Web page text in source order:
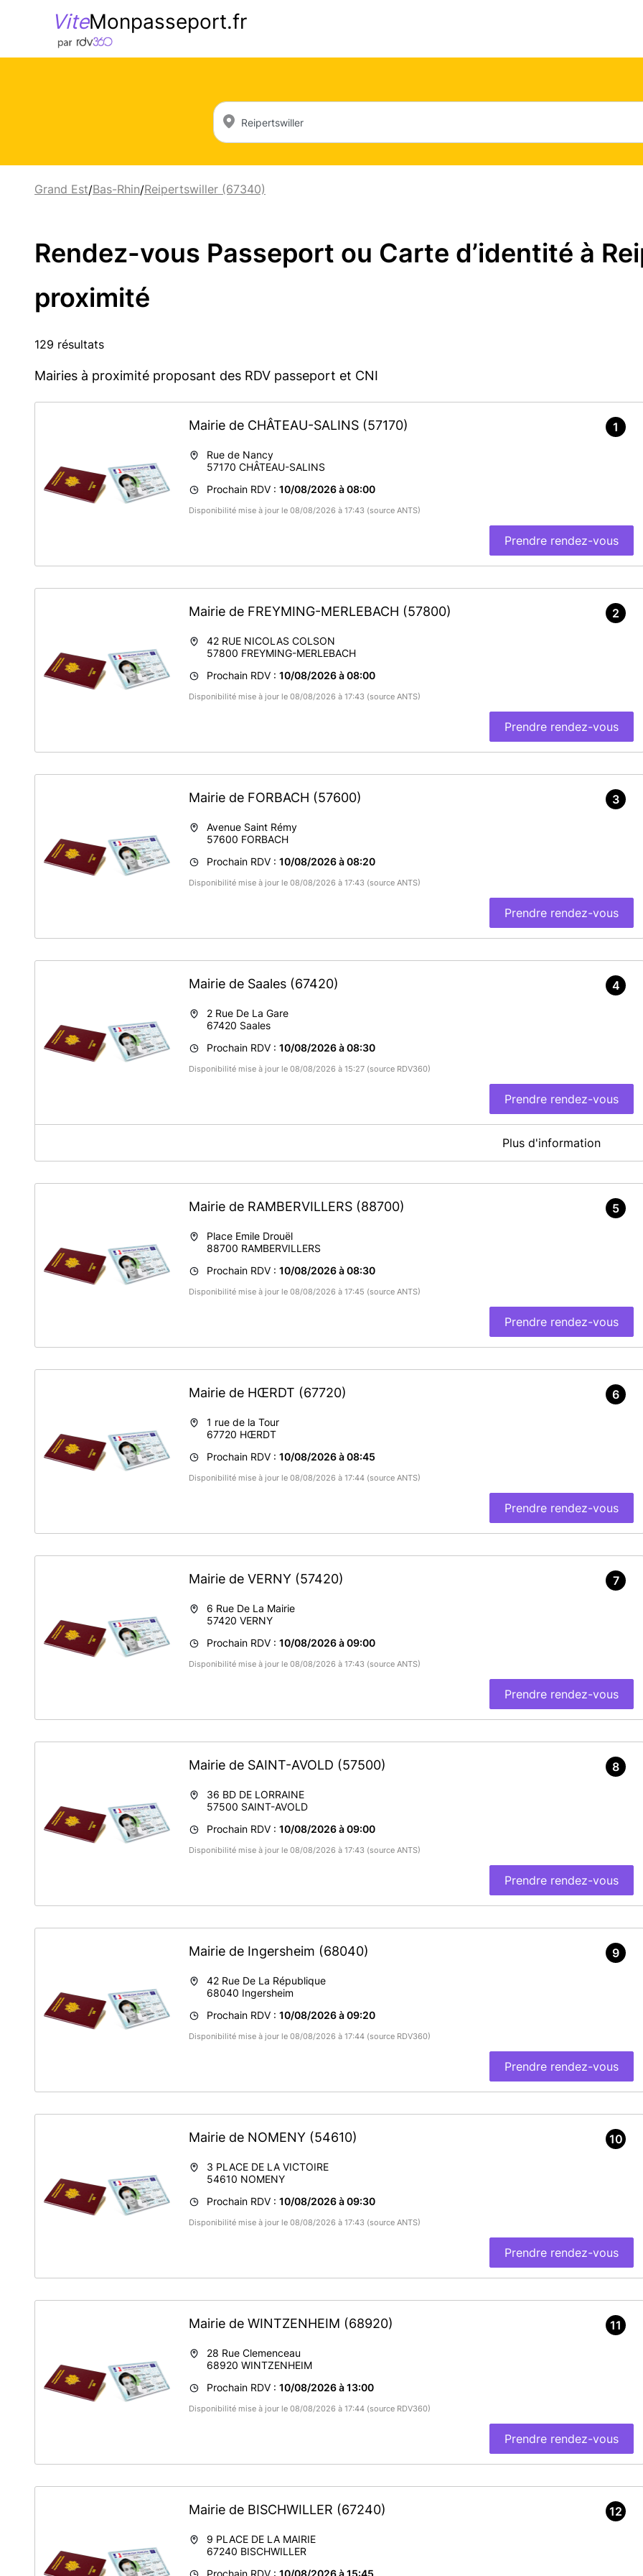
ViteMonpasseport.fr
Grand Est/Bas-Rhin/Reipertswiller (67340)
Rendez-vous Passeport ou Carte d’identité à
proximité
129 résultats
Mairies à proximité proposant des RDV passeport et CNI
Mairie de CHÂTEAU-SALINS (57170)
Rue de Nancy
57170 CHÂTEAU-SALINS
Prochain RDV : 10/08/2026 à 08:00
Disponibilité mise à jour le 08/08/2026 à 17:43 (source ANTS)
Prendre rendez-vous
1
Mairie de FREYMING-MERLEBACH (57800)
42 RUE NICOLAS COLSON
57800 FREYMING-MERLEBACH
Prochain RDV : 10/08/2026 à 08:00
Disponibilité mise à jour le 08/08/2026 à 17:43 (source ANTS)
Prendre rendez-vous
2
Mairie de FORBACH (57600)
Avenue Saint Rémy
57600 FORBACH
Prochain RDV : 10/08/2026 à 08:20
Disponibilité mise à jour le 08/08/2026 à 17:43 (source ANTS)
Prendre rendez-vous
3
Mairie de Saales (67420)
2 Rue De La Gare
67420 Saales
Prochain RDV : 10/08/2026 à 08:30
Disponibilité mise à jour le 08/08/2026 à 15:27 (source RDV360)
Prendre rendez-vous
4
En savoir plus
Plus d'information
Mairie de RAMBERVILLERS (88700)
Place Emile Drouël
88700 RAMBERVILLERS
Prochain RDV : 10/08/2026 à 08:30
Disponibilité mise à jour le 08/08/2026 à 17:45 (source ANTS)
Prendre rendez-vous
5
Mairie de HŒRDT (67720)
1 rue de la Tour
67720 HŒRDT
Prochain RDV : 10/08/2026 à 08:45
Disponibilité mise à jour le 08/08/2026 à 17:44 (source ANTS)
Prendre rendez-vous
6
Mairie de VERNY (57420)
6 Rue De La Mairie
57420 VERNY
Prochain RDV : 10/08/2026 à 09:00
Disponibilité mise à jour le 08/08/2026 à 17:43 (source ANTS)
Prendre rendez-vous
7
Mairie de SAINT-AVOLD (57500)
36 BD DE LORRAINE
57500 SAINT-AVOLD
Prochain RDV : 10/08/2026 à 09:00
Disponibilité mise à jour le 08/08/2026 à 17:43 (source ANTS)
Prendre rendez-vous
8
Mairie de Ingersheim (68040)
42 Rue De La République
68040 Ingersheim
Prochain RDV : 10/08/2026 à 09:20
Disponibilité mise à jour le 08/08/2026 à 17:44 (source RDV360)
Prendre rendez-vous
9
Mairie de NOMENY (54610)
3 PLACE DE LA VICTOIRE
54610 NOMENY
Prochain RDV : 10/08/2026 à 09:30
Disponibilité mise à jour le 08/08/2026 à 17:43 (source ANTS)
Prendre rendez-vous
10
Mairie de WINTZENHEIM (68920)
28 Rue Clemenceau
68920 WINTZENHEIM
Prochain RDV : 10/08/2026 à 13:00
Disponibilité mise à jour le 08/08/2026 à 17:44 (source RDV360)
Prendre rendez-vous
11
Mairie de BISCHWILLER (67240)
9 PLACE DE LA MAIRIE
67240 BISCHWILLER
12